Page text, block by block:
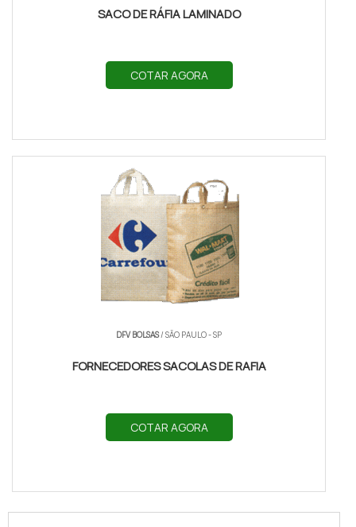
SACO DE RÁFIA LAMINADO
COTAR AGORA
DFV BOLSAS/ SÃO PAULO - SP
FORNECEDORES SACOLAS DE RAFIA
COTAR AGORA